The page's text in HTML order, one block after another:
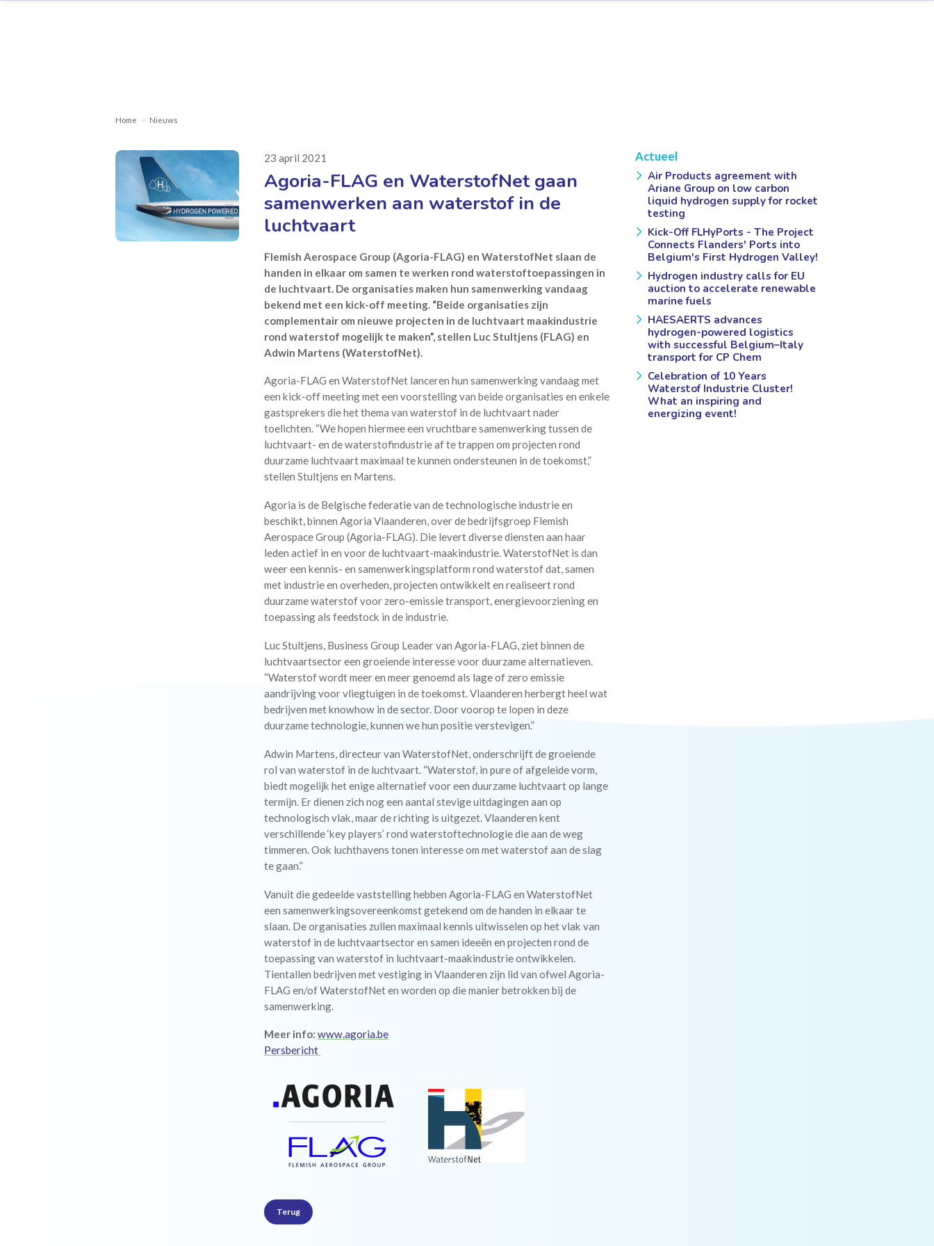
Home Nieuws
23 april 2021
Agoria-FLAG en WaterstofNet gaan
samenwerken aan waterstof in de
luchtvaart
Flemish Aerospace Group (Agoria-FLAG) en WaterstofNet slaan de
handen in elkaar om samen te werken rond waterstoftoepassingen in
de luchtvaart. De organisaties maken hun samenwerking vandaag
bekend met een kick-off meeting. “Beide organisaties zijn
complementair om nieuwe projecten in de luchtvaart maakindustrie
rond waterstof mogelijk te maken”, stellen Luc Stultjens (FLAG) en
Adwin Martens (WaterstofNet).
Agoria-FLAG en WaterstofNet lanceren hun samenwerking vandaag met
een kick-off meeting met een voorstelling van beide organisaties en enkele
gastsprekers die het thema van waterstof in de luchtvaart nader
toelichten. “We hopen hiermee een vruchtbare samenwerking tussen de
luchtvaart- en de waterstofindustrie af te trappen om projecten rond
duurzame luchtvaart maximaal te kunnen ondersteunen in de toekomst,”
stellen Stultjens en Martens.
Agoria is de Belgische federatie van de technologische industrie en
beschikt, binnen Agoria Vlaanderen, over de bedrijfsgroep Flemish
Aerospace Group (Agoria-FLAG). Die levert diverse diensten aan haar
leden actief in en voor de luchtvaart-maakindustrie. WaterstofNet is dan
weer een kennis- en samenwerkingsplatform rond waterstof dat, samen
met industrie en overheden, projecten ontwikkelt en realiseert rond
duurzame waterstof voor zero-emissie transport, energievoorziening en
toepassing als feedstock in de industrie.
Luc Stultjens, Business Group Leader van Agoria-FLAG, ziet binnen de
luchtvaartsector een groeiende interesse voor duurzame alternatieven.
“Waterstof wordt meer en meer genoemd als lage of zero emissie
aandrijving voor vliegtuigen in de toekomst. Vlaanderen herbergt heel wat
bedrijven met knowhow in de sector. Door voorop te lopen in deze
duurzame technologie, kunnen we hun positie verstevigen.”
Adwin Martens, directeur van WaterstofNet, onderschrijft de groeiende
rol van waterstof in de luchtvaart. “Waterstof, in pure of afgeleide vorm,
biedt mogelijk het enige alternatief voor een duurzame luchtvaart op lange
termijn. Er dienen zich nog een aantal stevige uitdagingen aan op
technologisch vlak, maar de richting is uitgezet. Vlaanderen kent
verschillende ‘key players’ rond waterstoftechnologie die aan de weg
timmeren. Ook luchthavens tonen interesse om met waterstof aan de slag
te gaan.”
Vanuit die gedeelde vaststelling hebben Agoria-FLAG en WaterstofNet
een samenwerkingsovereenkomst getekend om de handen in elkaar te
slaan. De organisaties zullen maximaal kennis uitwisselen op het vlak van
waterstof in de luchtvaartsector en samen ideeën en projecten rond de
toepassing van waterstof in luchtvaart-maakindustrie ontwikkelen.
Tientallen bedrijven met vestiging in Vlaanderen zijn lid van ofwel Agoria-
FLAG en/of WaterstofNet en worden op die manier betrokken bij de
samenwerking.
Meer info: www.agoria.be
Persbericht
Terug
Actueel
Air Products agreement with
Ariane Group on low carbon
liquid hydrogen supply for rocket
testing
Kick-Off FLHyPorts - The Project
Connects Flanders' Ports into
Belgium's First Hydrogen Valley!
Hydrogen industry calls for EU
auction to accelerate renewable
marine fuels
HAESAERTS advances
hydrogen-powered logistics
with successful Belgium–Italy
transport for CP Chem
Celebration of 10 Years
Waterstof Industrie Cluster!
What an inspiring and
energizing event!